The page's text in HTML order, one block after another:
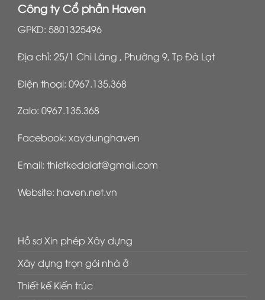
Công ty Cổ phần Haven
GPKD: 5801325496
Địa chỉ: 25/1 Chi Lăng , Phường 9, Tp Đà Lạt
Điện thoại: 0967.135.368
Zalo: 0967.135.368
Facebook: xaydunghaven
Email: thietkedalat@gmail.com
Website: haven.net.vn
Hồ sơ Xin phép Xây dựng
Xây dựng trọn gói nhà ở
Thiết kế Kiến trúc